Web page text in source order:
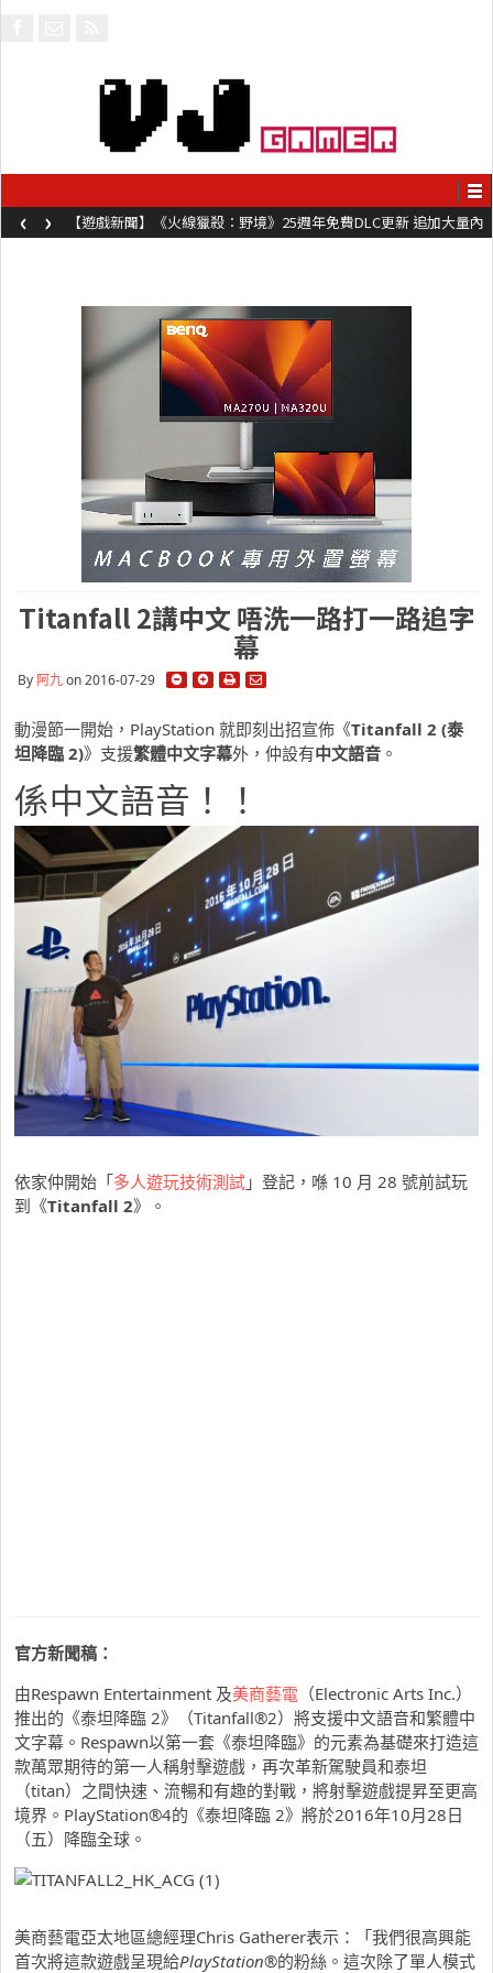
【遊戲新聞】《火線獵殺：野境》25週年免費DLC更新 追加大量內
容同時系舊作限時超平價折扣
‹ ›
Titanfall 2講中文 唔洗一路打一路追字
幕
By 阿九on 2016-07-29
動漫節一開始，PlayStation 就即刻出招宣佈 《Titanfall 2 (泰
坦降臨 2)》 支援繁體中文字幕外，仲設有中文語音 。
係中文語音！！
依家仲開始「多人遊玩技術測試 」登記，喺 10 月 28 號前試玩
到《Titanfall 2》。
官方新聞稿：
由Respawn Entertainment 及美商藝電 （Electronic Arts Inc.）
推出的《泰坦降臨 2》（Titanfall®2）將支援中文語音和繁體中
文字幕。Respawn以第一套《泰坦降臨》的元素為基礎來打造這
款萬眾期待的第一人稱射擊遊戲，再次革新駕駛員和泰坦
（titan）之間快速、流暢和有趣的對戰，將射擊遊戲提昇至更高
境界。PlayStation®4的《泰坦降臨 2》將於2016年10月28日
（五）降臨全球。
美商藝電亞太地區總經理Chris Gatherer表示：「我們很高興能
首次將這款遊戲呈現給PlayStation®的粉絲。這次除了單人模式